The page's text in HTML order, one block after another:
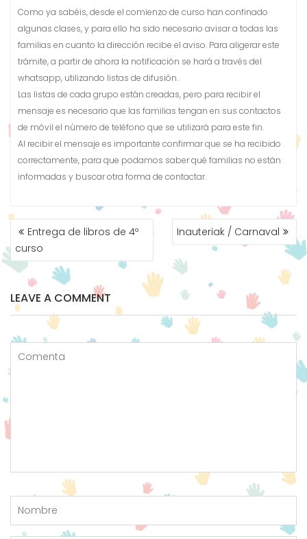
Como ya sabéis, desde el comienzo de curso han confinado
algunas clases, y para ello ha sido necesario avisar a todas las
familias en cuanto la dirección recibe el aviso. Para aligerar este
trámite, a partir de ahora la notificación se hará a través del
whatsapp, utilizando listas de difusión.
Las listas de cada grupo están creadas, pero para recibir el
mensaje es necesario que las familias tengan en sus contactos
de móvil el número de teléfono que se utilizará para este fin.
Al recibir el mensaje es importante confirmar que se ha recibido
correctamente, para que podamos saber qué familias no están
informadas y buscar otra forma de contactar.
Entrega de libros de 4º
curso
Inauteriak / Carnaval
LEAVE A COMMENT